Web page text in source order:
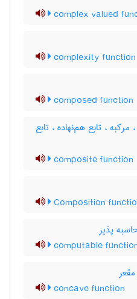
complex valued
complexity function
composed function
، تابع هم‌نهاده ، تابع
composite function
Composition
پذیر
computable
concave function